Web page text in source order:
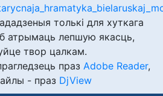
толькі для хуткага
атрымаць лепшую якасць,
твор цалкам.
праз Adobe Reader,
- праз DjView